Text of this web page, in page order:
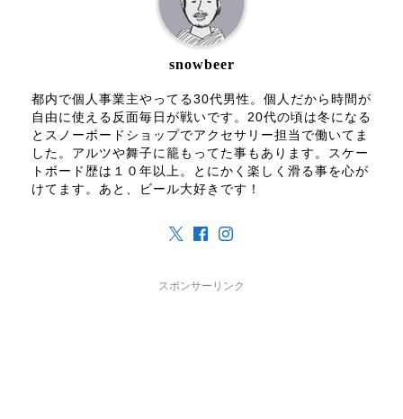
snowbeer
都内で個人事業主やってる30代男性。個人だから時間が
自由に使える反面毎日が戦いです。20代の頃は冬になる
とスノーボードショップでアクセサリー担当で働いてま
した。アルツや舞子に籠もってた事もあります。スケー
トボード歴は１０年以上。とにかく楽しく滑る事を心が
けてます。あと、ビール大好きです！
スポンサーリンク